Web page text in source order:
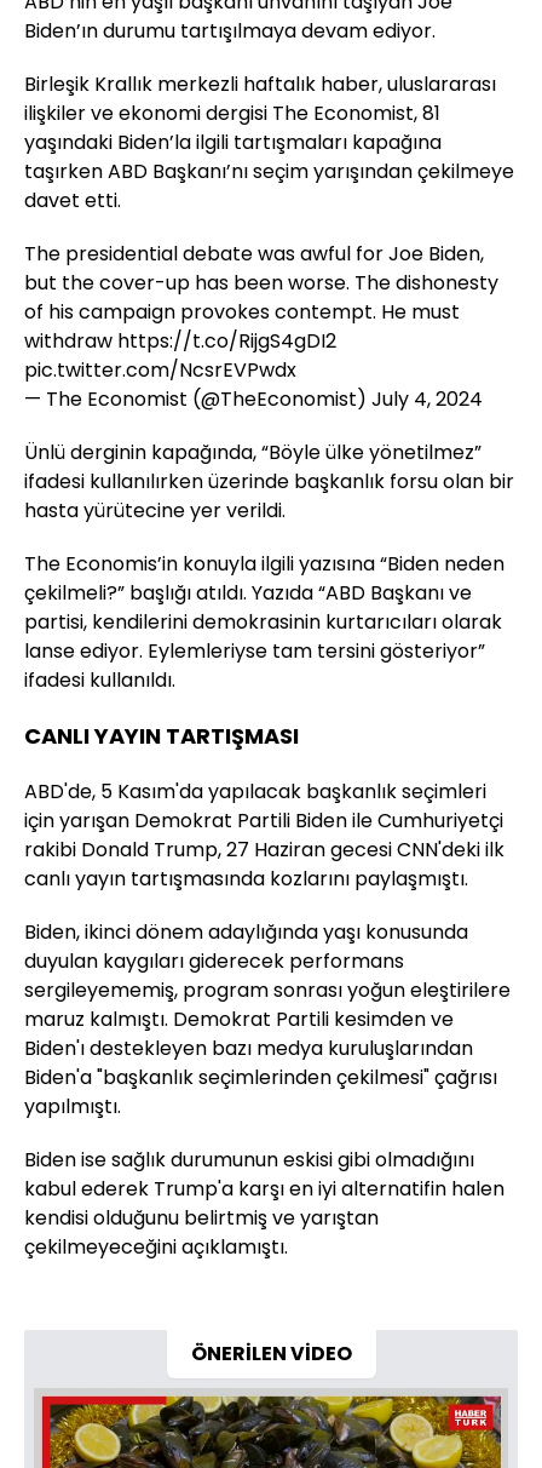
Biden’ın durumu tartışılmaya devam ediyor.
Birleşik Krallık merkezli haftalık haber, uluslararası
ilişkiler ve ekonomi dergisi The Economist, 81
yaşındaki Biden’la ilgili tartışmaları kapağına
taşırken ABD Başkanı’nı seçim yarışından çekilmeye
davet etti.
The presidential debate was awful for Joe Biden,
but the cover-­up has been worse. The dishonesty
of his campaign provokes contempt. He must
withdraw https://t.co/RijgS4gDI2
pic.twitter.com/NcsrEVPwdx
— The Economist (@TheEconomist) July 4, 2024
Ünlü derginin kapağında, “Böyle ülke yönetilmez”
ifadesi kullanılırken üzerinde başkanlık forsu olan bir
hasta yürütecine yer verildi.
The Economis’in konuyla ilgili yazısına “Biden neden
çekilmeli?” başlığı atıldı. Yazıda “ABD Başkanı ve
partisi, kendilerini demokrasinin kurtarıcıları olarak
lanse ediyor. Eylemleriyse tam tersini gösteriyor”
ifadesi kullanıldı.
CANLI YAYIN TARTIŞMASI
ABD'de, 5 Kasım'da yapılacak başkanlık seçimleri
için yarışan Demokrat Partili Biden ile Cumhuriyetçi
rakibi Donald Trump, 27 Haziran gecesi CNN'deki ilk
canlı yayın tartışmasında kozlarını paylaşmıştı.
Biden, ikinci dönem adaylığında yaşı konusunda
duyulan kaygıları giderecek performans
sergileyememiş, program sonrası yoğun eleştirilere
maruz kalmıştı. Demokrat Partili kesimden ve
Biden'ı destekleyen bazı medya kuruluşlarından
Biden'a "başkanlık seçimlerinden çekilmesi" çağrısı
yapılmıştı.
Biden ise sağlık durumunun eskisi gibi olmadığını
kabul ederek Trump'a karşı en iyi alternatifin halen
kendisi olduğunu belirtmiş ve yarıştan
çekilmeyeceğini açıklamıştı.
ÖNERİLEN VİDEO